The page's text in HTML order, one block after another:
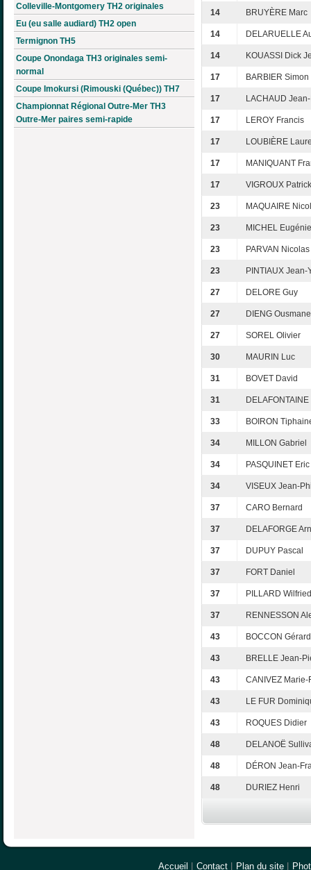
Colleville-Montgomery TH2 originales
Eu (eu salle audiard) TH2 open
Termignon TH5
Coupe Onondaga TH3 originales semi-
normal
Coupe Imokursi (Rimouski (Québec)) TH7
Championnat Régional Outre-Mer TH3
Outre-Mer paires semi-rapide
14 BRUYÈRE Marc
14 DELARUELLE
14 KOUASSI Dick
17 BARBIER Simon
17 LACHAUD
17 LEROY Francis
17 LOUBIÈRE
17 MANIQUANT
17 VIGROUX Patrick
23 MAQUAIRE
23 MICHEL Eugénie
23 PARVAN Nicolas
23 PINTIAUX Jean-
27 DELORE Guy
27 DIENG Ousmane
27 SOREL Olivier
30 MAURIN Luc
31 BOVET David
31
33 BOIRON
34 MILLON Gabriel
34 PASQUINET Eric
34 VISEUX Jean-
37 CARO Bernard
37 DELAFORGE
37 DUPUY Pascal
37 FORT Daniel
37 PILLARD Wilfried
37 RENNESSON
43 BOCCON Gérard
43 BRELLE Jean-
43 CANIVEZ Marie-
43 LE FUR
43 ROQUES Didier
48 DELANOË
48 DÉRON Jean-
48 DURIEZ Henri
Accueil Contact Plan du site